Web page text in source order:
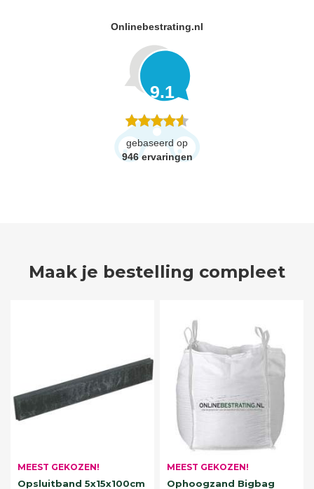
Onlinebestrating.nl
9.1
gebaseerd op
946 ervaringen
Maak je bestelling compleet
MEEST GEKOZEN!
Opsluitband 5x15x100cm
MEEST GEKOZEN!
Ophoogzand Bigbag